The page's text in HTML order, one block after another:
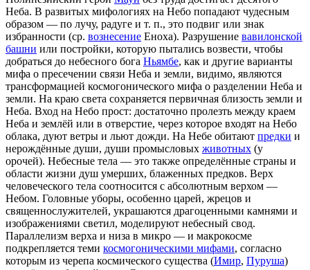
Неба. В развитых мифологиях на Небо попадают чудесным
образом — по лучу, радуге и т. п., это подвиг или знак
избранности (ср. вознесение Еноха). Разрушение вавилонской
башни или постройки, которую пытались возвести, чтобы
добраться до небесного бога Ньямбе, как и другие варианты
мифа о пресечении связи Неба и земли, видимо, являются
трансформацией космогонического мифа о разделении Неба и
земли. На краю света сохраняется первичная близость земли и
Неба. Вход на Небо прост: достаточно пролезть между краем
Неба и землёй или в отверстие, через которое входят на Небо
облака, дуют ветры и льют дожди. На Небе обитают предки и
нерождённые души, души промысловых животных (у
орочей). Небесные тела — это также определённые страны и
области жизни душ умерших, блаженных предков. Верх
человеческого тела соотносится с абсолютным верхом —
Небом. Головные уборы, особенно царей, жрецов и
священнослужителей, украшаются драгоценными камнями и
изображениями светил, моделируют небесный свод.
Параллелизм верха и низа в микро — и макрокосме
подкрепляется теми космогоническими мифами, согласно
которым из черепа космического существа (Имир, Пуруша)